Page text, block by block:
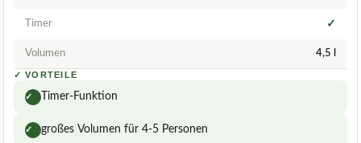
Timer ✓
Volumen 4,5 l
✓ VORTEILE
✓ Timer-Funktion
✓ großes Volumen für 4-5 Personen